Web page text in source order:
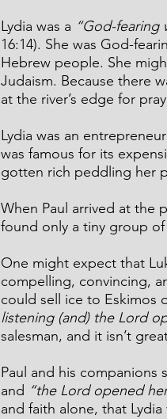
Lydia was a “God-
16:14). She was God-
Hebrew people. She
Judaism. Because there
at the river’s edge for
Lydia was an
was famous for its
gotten rich peddling her
When Paul arrived at the
found only a tiny group of
One might expect that
compelling, convincing,
could sell ice to Eskimos
listening (and) the Lord
salesman, and it isn’t
Paul and his companions
and “the Lord opened
and faith alone, that Lydia